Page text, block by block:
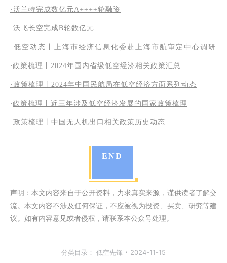
·沃兰特完成数亿元A++++轮融资
·沃飞长空完成B轮数亿元
·低空动态丨上海市经济信息化委赴上海市航审定中心调研
·政策梳理丨2024年国内省级低空经济相关政策汇总
·政策梳理丨2024年中国民航局在低空经济方面系列动态
·政策梳理丨近三年涉及低空经济发展的国家政策梳理
· 政策梳理丨中国无人机出口相关政策历史动态
END
声明：本文内容来自于公开资料，力求真实来源，谨供读者了解交
流。本文内容不涉及任何保证，不应被视为投资、买卖、研究等建
议。如有内容意见或者侵权，请联系本公众号处理。
分类目录： 低空先锋
2024-11-15